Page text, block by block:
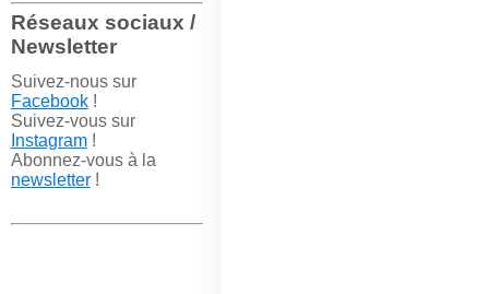
Réseaux sociaux /
Newsletter
Suivez-nous sur
Facebook!
Suivez-vous sur
Instagram!
Abonnez-vous à la
newsletter!